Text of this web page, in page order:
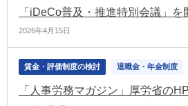
2026年4月15日
賃金・評価制度の検討 退職金・年金制度